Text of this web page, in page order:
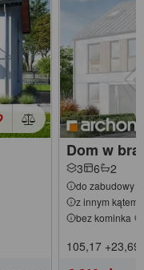
Dom w
3 6 2
do zabudowy
z innym kątem
bez kominka
105,17 +23,69